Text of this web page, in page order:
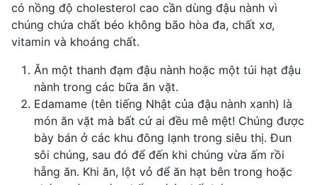
có nồng độ cholesterol cao cần dùng đậu nành vì
chúng chứa chất béo không bão hòa đa, chất xơ,
vitamin và khoáng chất.
Ăn một thanh đạm đậu nành hoặc một túi hạt đậu
nành trong các bữa ăn vặt.
Edamame (tên tiếng Nhật của đậu nành xanh) là
món ăn vặt mà bất cứ ai đều mê mệt! Chúng được
bày bán ở các khu đông lạnh trong siêu thị. Đun
sôi chúng, sau đó để đến khi chúng vừa ấm rồi
hẵng ăn. Khi ăn, lột vỏ để ăn hạt bên trong hoặc